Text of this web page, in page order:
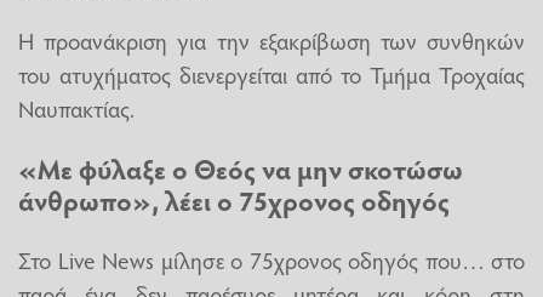
Η προανάκριση για την εξακρίβωση των συνθηκών
του ατυχήματος διενεργείται από το Τμήμα Τροχαίας
Ναυπακτίας.
«Με φύλαξε ο Θεός να μην σκοτώσω
άνθρωπο», λέει ο 75χρονος οδηγός
Στο Live News μίλησε ο 75χρονος οδηγός που… στο